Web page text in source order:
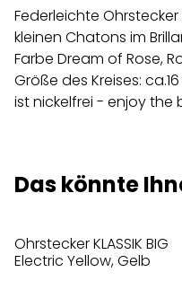
Federleichte Ohrstecker
kleinen Chatons im
Farbe Dream of Rose,
Größe des Kreises:
ist nickelfrei - enjoy the
Das könnte
Ohrstecker KLASSIK BIG
Electric Yellow, Gelb